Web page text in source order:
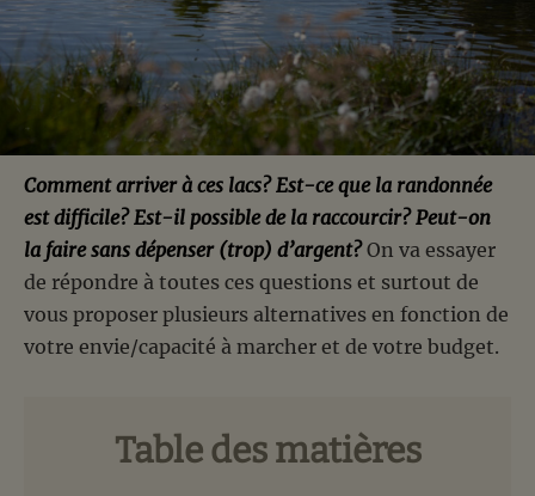
Comment arriver à ces lacs? Est-ce que la randonnée
est difficile? Est-il possible de la raccourcir? Peut-on
la faire sans dépenser (trop) d’argent?On va essayer
de répondre à toutes ces questions et surtout de
vous proposer plusieurs alternatives en fonction de
votre envie/capacité à marcher et de votre budget.
Table des matières